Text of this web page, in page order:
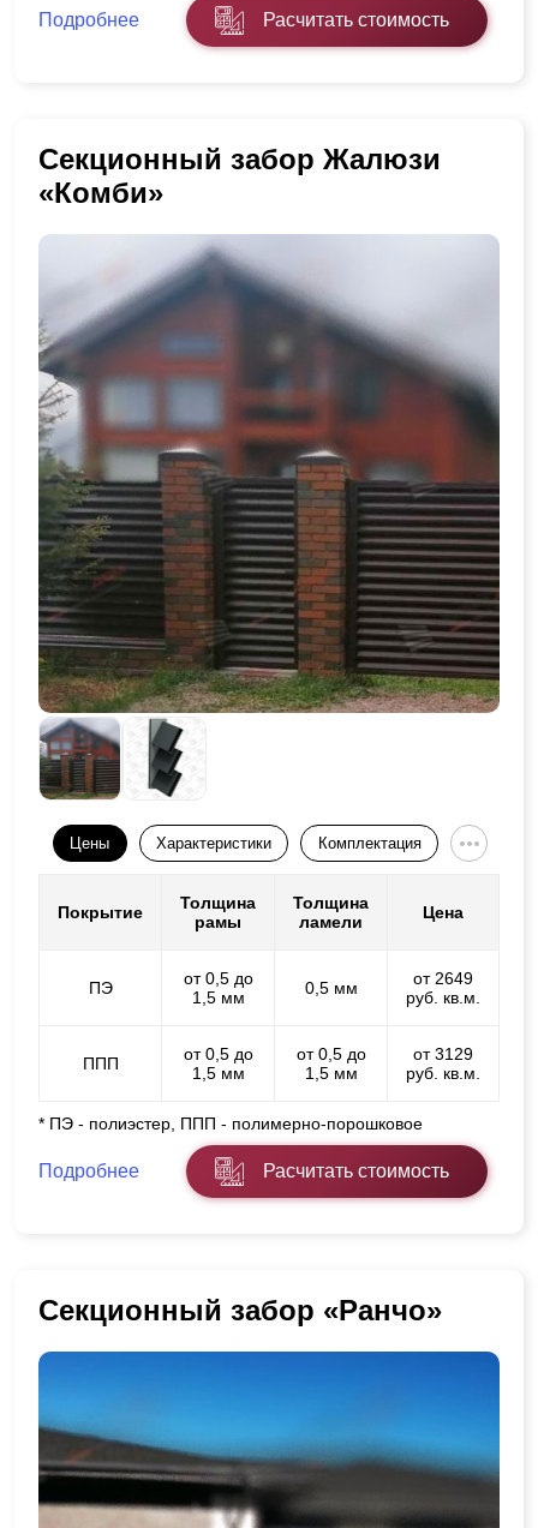
Подробнее Расчитать стоимость
Секционный забор Жалюзи
«Комби»
Цены Характеристики Комплектация
Покрытие
Толщина
рамы
Толщина
ламели
Цена
ПЭ
от 0,5 до
1,5 мм
0,5 мм
от 2649
руб. кв.м.
ППП
от 0,5 до
1,5 мм
от 0,5 до
1,5 мм
от 3129
руб. кв.м.
* ПЭ - полиэстер, ППП - полимерно-порошковое
Подробнее Расчитать стоимость
Секционный забор «Ранчо»